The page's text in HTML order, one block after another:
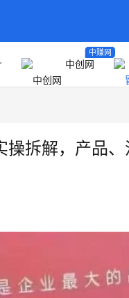
中创网
中赚网
拆解，产品